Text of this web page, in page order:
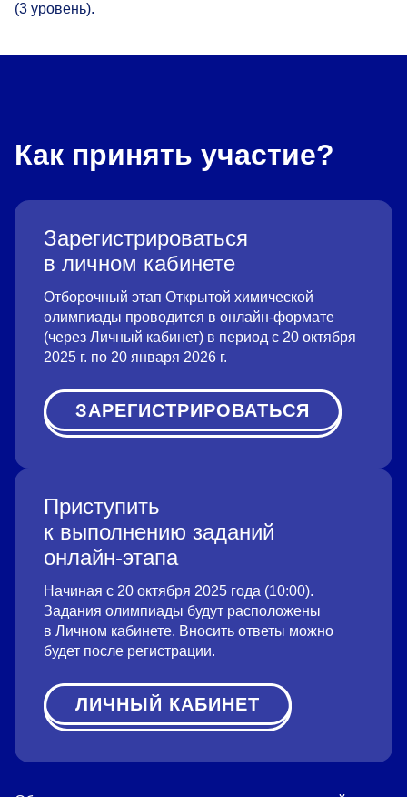
(3 уровень).
Как принять участие?
Зарегистрироваться
в личном кабинете
Отборочный этап Открытой химической
олимпиады проводится в онлайн-формате
(через Личный кабинет) в период с 20 октября
2025 г. по 20 января 2026 г.
ЗАРЕГИСТРИРОВАТЬСЯ
Приступить
к выполнению заданий
онлайн-этапа
Начиная с 20 октября 2025 года (10:00).
Задания олимпиады будут расположены
в Личном кабинете. Вносить ответы можно
будет после регистрации.
ЛИЧНЫЙ КАБИНЕТ